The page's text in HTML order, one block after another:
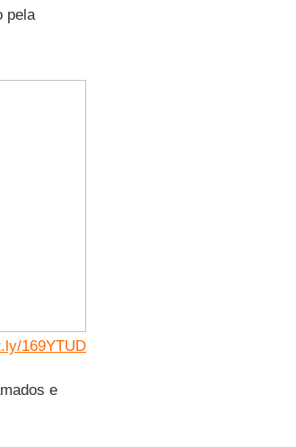
pela
169YTUD
e